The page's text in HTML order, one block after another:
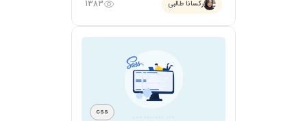
تا به طور کامل با آن آشنا شوید.
رکسانا طالبی 1383
CSS